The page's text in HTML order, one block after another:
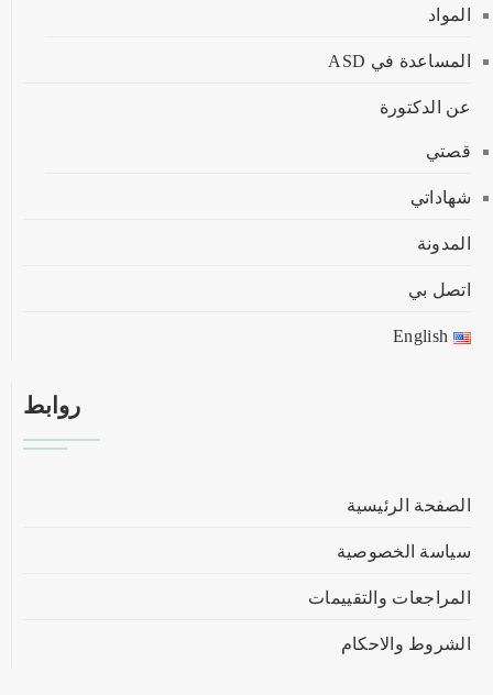
المواد
المساعدة في ASD
عن الدكتورة
قصتي
شهاداتي
المدونة
اتصل بي
English
روابط
الصفحة الرئيسية
سياسة الخصوصية
المراجعات والتقييمات
الشروط والاحكام